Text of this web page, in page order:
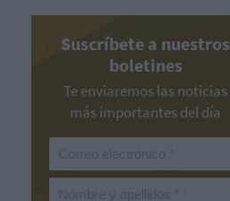
Suscríbete a nuestros
boletines
Te enviaremos las noticias
más importantes del día